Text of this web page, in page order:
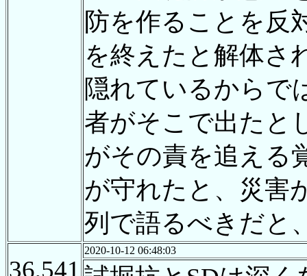
防を作ることを反
を終えたと解体さ
隠れているからで
者がそこで出たと
がその責を追える
が守れたと、災害
列で語るべきだと
36,541
2020-10-12 06:48:03